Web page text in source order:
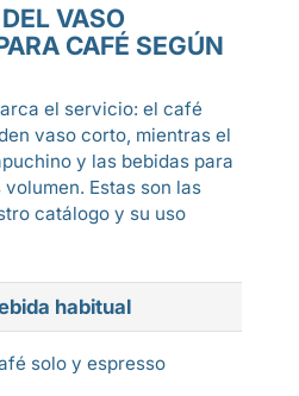
VASO
CAFÉ SEGÚN
el servicio: el café
vaso corto, mientras el
y las bebidas para
Estas son las
catálogo y su uso
habitual
solo y espresso